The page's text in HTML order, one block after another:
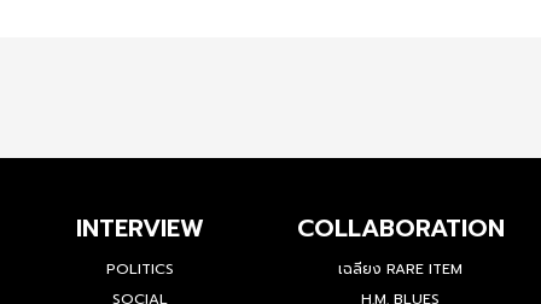
INTERVIEW
POLITICS
SOCIAL
COLLABORATION
เฉลียง RARE ITEM
H.M. BLUES